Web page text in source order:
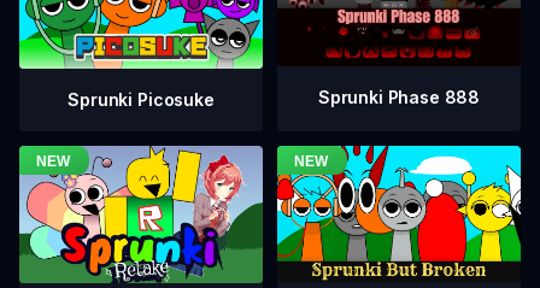
Sprunki Picosuke Sprunki Phase 888